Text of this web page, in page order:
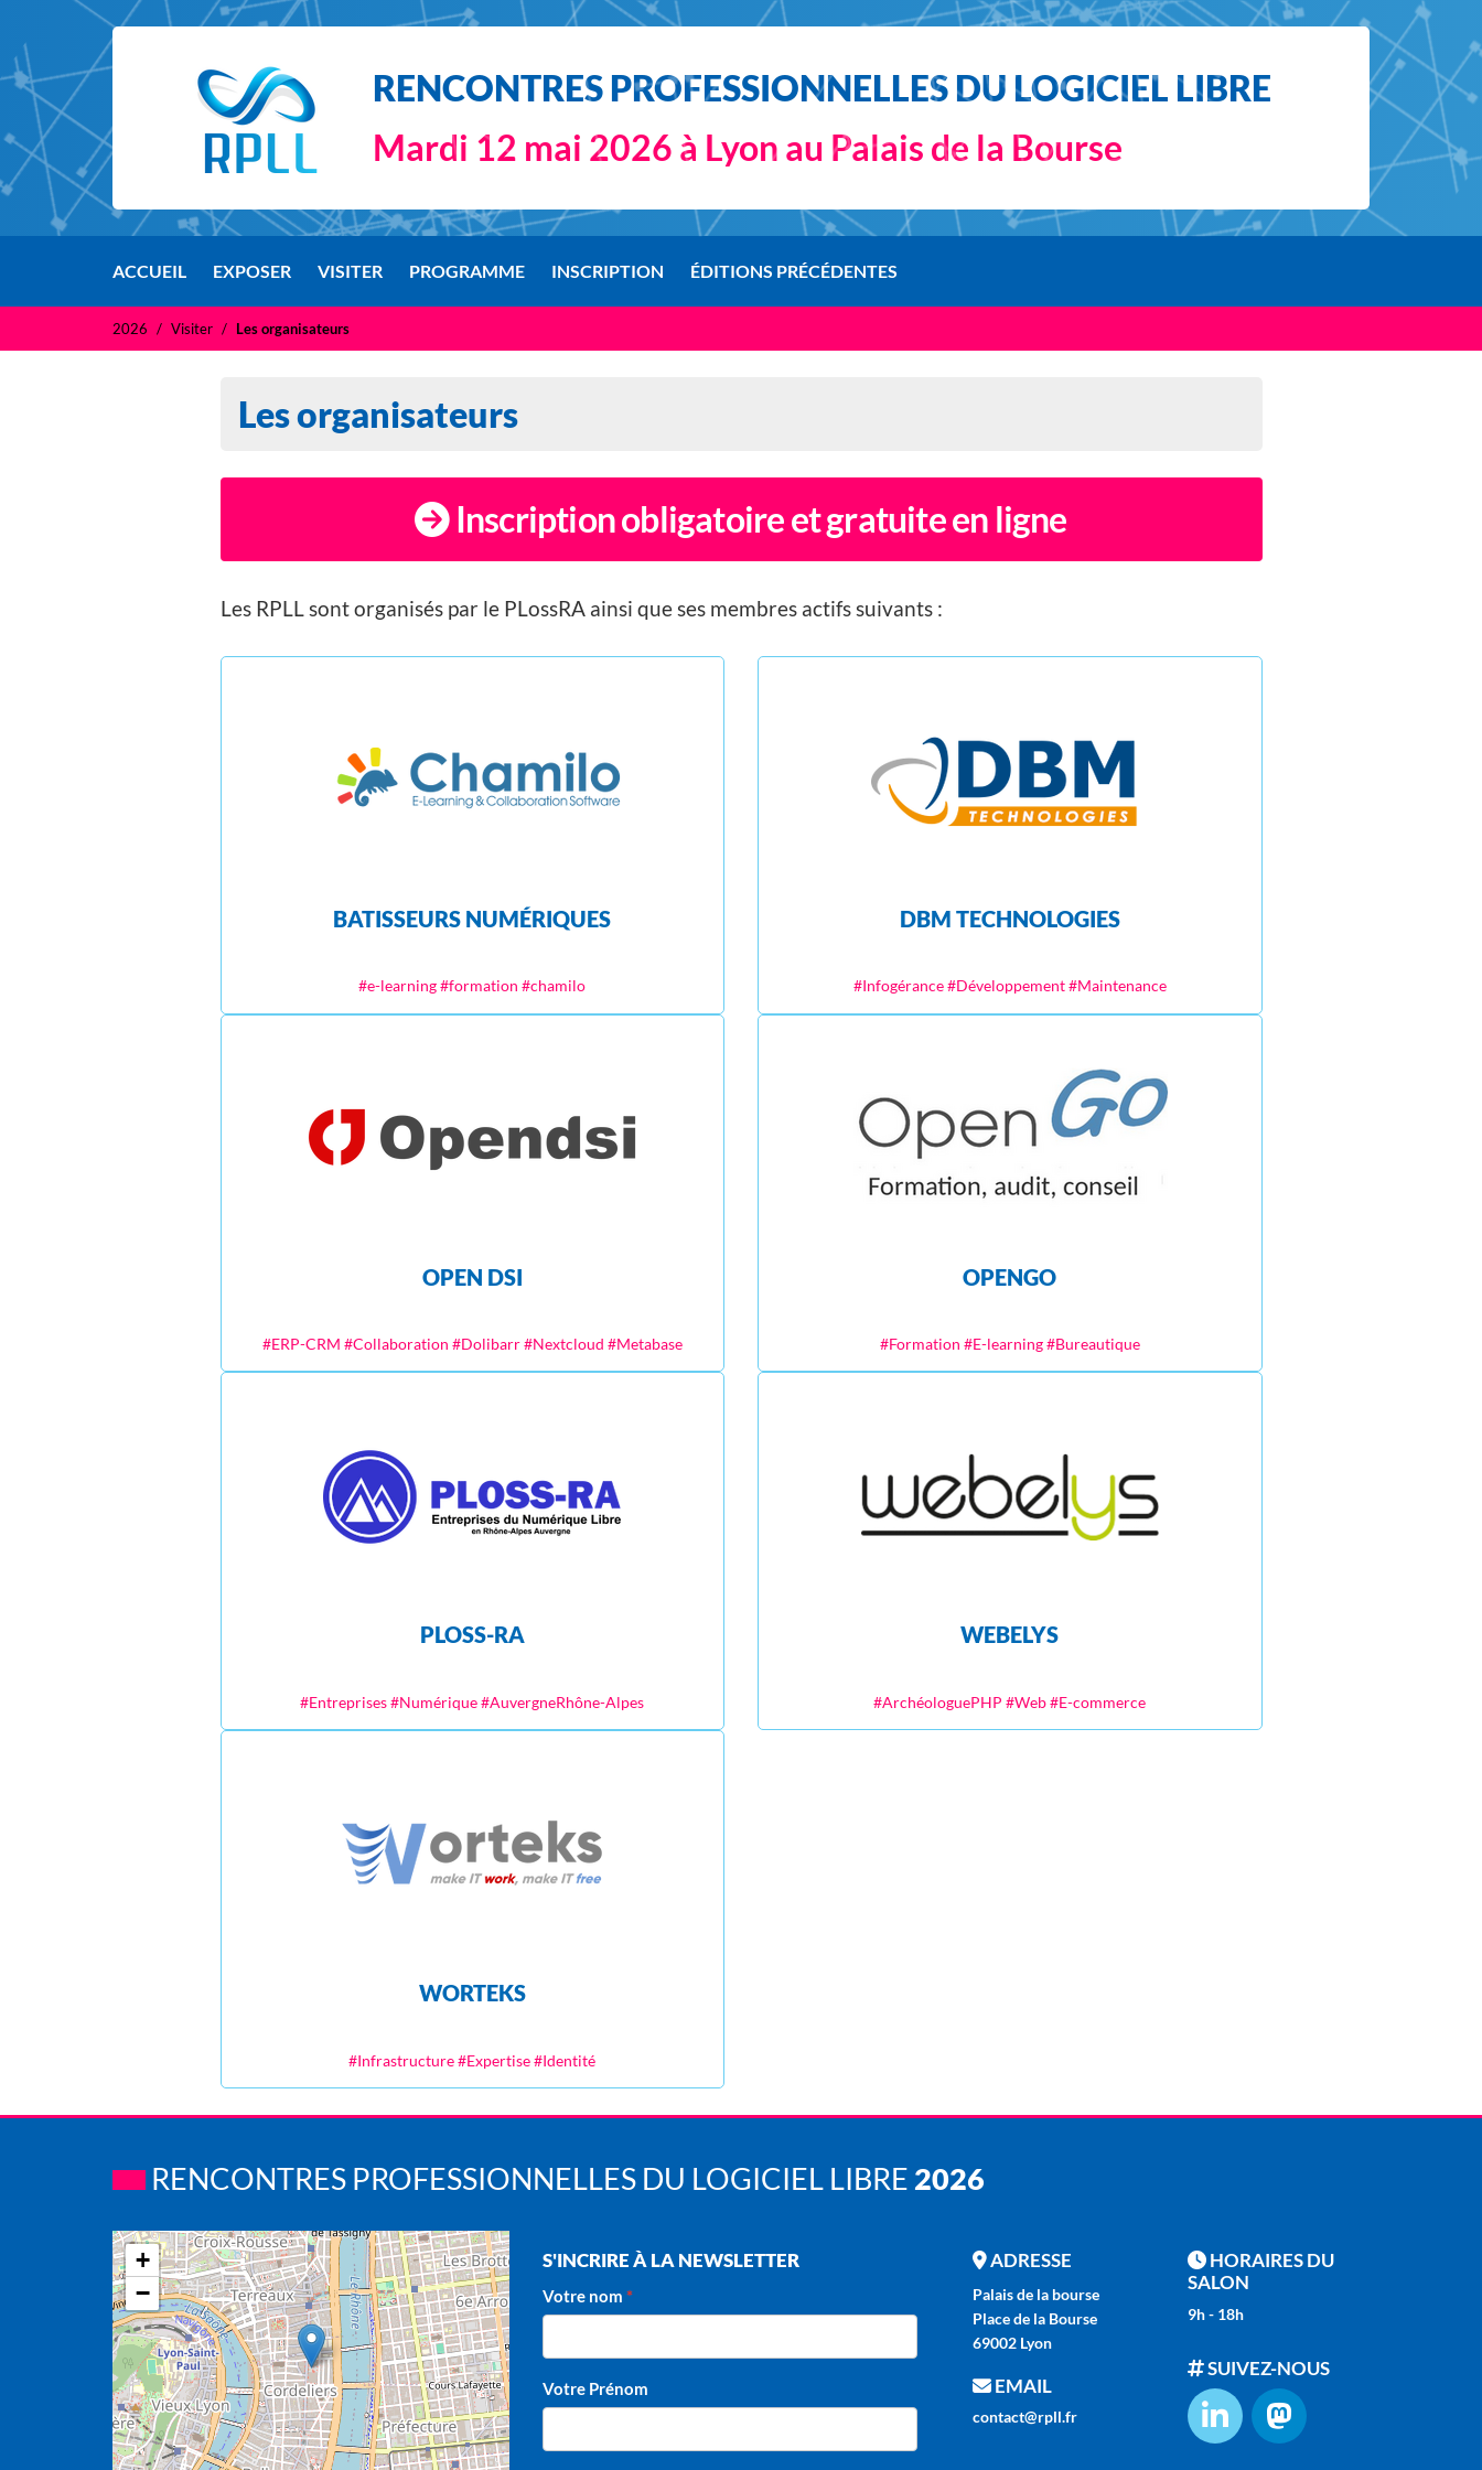
RENCONTRES PROFESSIONNELLES DU LOGICIEL LIBRE
Mardi 12 mai 2026 à Lyon au Palais de la Bourse
ACCUEIL EXPOSER VISITER PROGRAMME INSCRIPTION ÉDITIONS PRÉCÉDENTES
2026 Visiter Les organisateurs
Les organisateurs
Inscription obligatoire et gratuite en ligne
Les RPLL sont organisés par le PLossRA ainsi que ses membres actifs suivants :
BATISSEURS NUMÉRIQUES
#e-learning #formation #chamilo
DBM TECHNOLOGIES
#Infogérance #Développement #Maintenance
OPEN DSI
#ERP-CRM #Collaboration #Dolibarr #Nextcloud #Metabase
OPENGO
#Formation #E-learning #Bureautique
PLOSS-RA
#Entreprises #Numérique #AuvergneRhône-Alpes
WEBELYS
#ArchéologuePHP #Web #E-commerce
WORTEKS
#Infrastructure #Expertise #Identité
RENCONTRES PROFESSIONNELLES DU LOGICIEL LIBRE 2026
+
−
S'INCRIRE À LA NEWSLETTER
Votre nom
Votre Prénom
ADRESSE
Palais de la bourse
Place de la Bourse
69002 Lyon
EMAIL
contact@rpll.fr
HORAIRES DU
SALON
9h - 18h
SUIVEZ-NOUS